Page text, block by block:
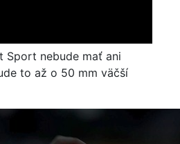
Sport nebude mať ani
to až o 50 mm väčší